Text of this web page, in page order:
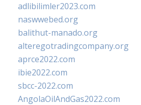
adlibilimler2023.com
naswwebed.org
balithut-manado.org
alteregotradingcompany.org
aprce2022.com
ibie2022.com
sbcc-2022.com
AngolaOilAndGas2022.com